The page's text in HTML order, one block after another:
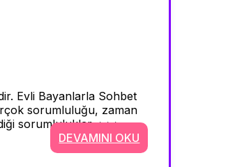
Evli Bayanlarla Sohbet
sorumluluğu, zaman
sorumluluklar, >>>
DEVAMINI OKU